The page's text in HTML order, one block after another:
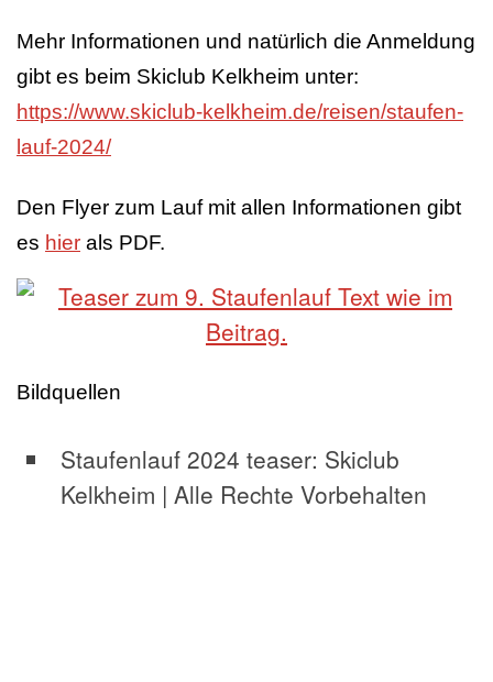
Mehr Informationen und natürlich die Anmeldung
gibt es beim Skiclub Kelkheim unter:
https://www.skiclub-kelkheim.de/reisen/staufen-
lauf-2024/
Den Flyer zum Lauf mit allen Informationen gibt
es hier als PDF.
Bildquellen
Staufenlauf 2024 teaser: Skiclub
Kelkheim | Alle Rechte Vorbehalten